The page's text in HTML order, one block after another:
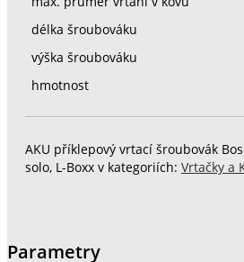
délka šroubováku
výška šroubováku
hmotnost
AKU příklepový vrtací šroubovák
solo, L-Boxx v kategoriích: Vrtačky a
Parametry